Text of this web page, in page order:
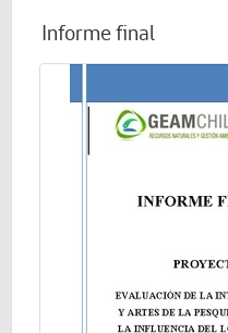
Informe final